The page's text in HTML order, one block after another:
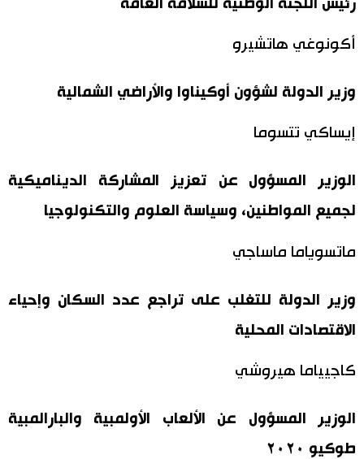
رئيس اللجنة الوطنية للسلامة العامة
أكونوغي هاتشيرو
وزير الدولة لشؤون أوكيناوا والأراضي الشمالية
إيساكي تتسوما
الوزير المسؤول عن تعزيز المشاركة الديناميكية
لجميع المواطنين، وسياسة العلوم والتكنولوجيا
ماتسوياما ماساجي
وزير الدولة للتغلب على تراجع عدد السكان وإحياء
الاقتصادات المحلية
كاجيياما هيروشي
الوزير المسؤول عن الألعاب الأولمبية والبارالمبية
طوكيو ٢٠٢٠